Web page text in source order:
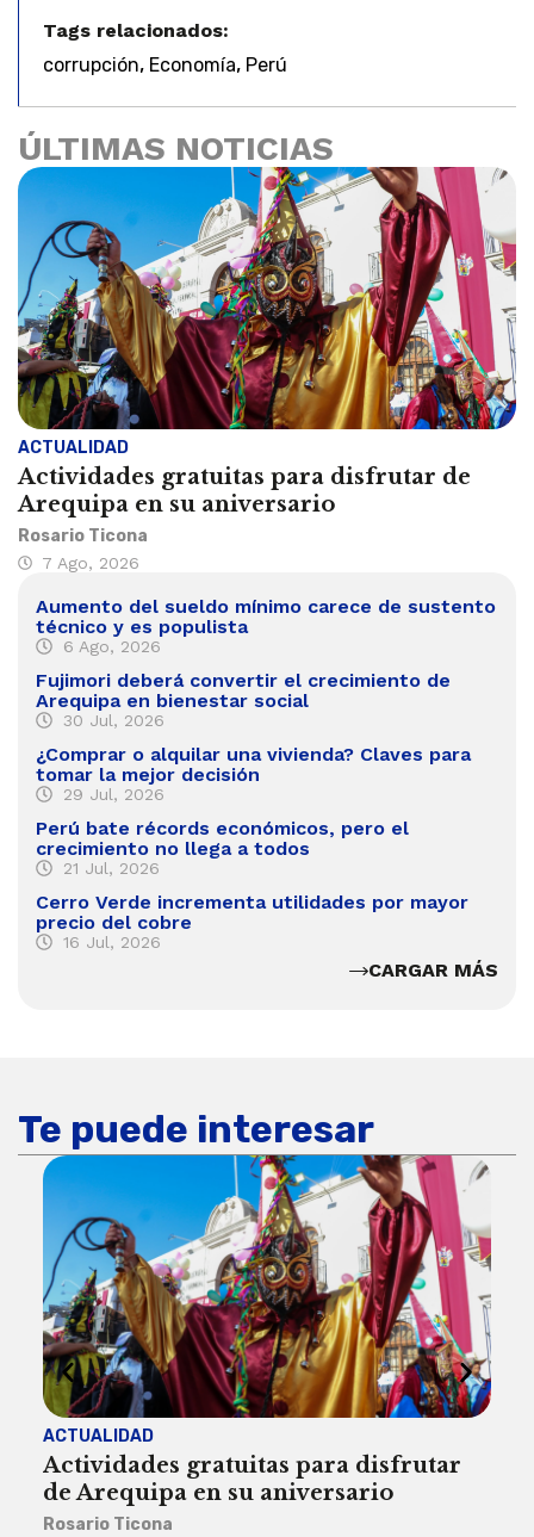
Tags relacionados:
corrupción, Economía, Perú
ÚLTIMAS NOTICIAS
ACTUALIDAD
Actividades gratuitas para disfrutar de
Arequipa en su aniversario
Rosario Ticona
7 Ago, 2026
Aumento del sueldo mínimo carece de sustento
técnico y es populista
6 Ago, 2026
Fujimori deberá convertir el crecimiento de
Arequipa en bienestar social
30 Jul, 2026
¿Comprar o alquilar una vivienda? Claves para
tomar la mejor decisión
29 Jul, 2026
Perú bate récords económicos, pero el
crecimiento no llega a todos
21 Jul, 2026
Cerro Verde incrementa utilidades por mayor
precio del cobre
16 Jul, 2026
CARGAR MÁS
Te puede interesar
ACTUALIDAD
Actividades gratuitas para disfrutar
de Arequipa en su aniversario
Rosario Ticona